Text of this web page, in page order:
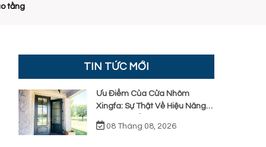
tầng
TIN TỨC MỚI
Ưu Điểm Của Cửa Nhôm
Xingfa: Sự Thật Về Hiệu Năng
Và Cách Kiểm Chứng Thực Tế
Khi Lắp Đặt
08 Tháng 08, 2026